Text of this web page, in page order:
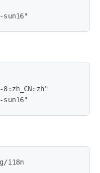
sun16"
8:zh_CN:zh"
sun16"
i18n